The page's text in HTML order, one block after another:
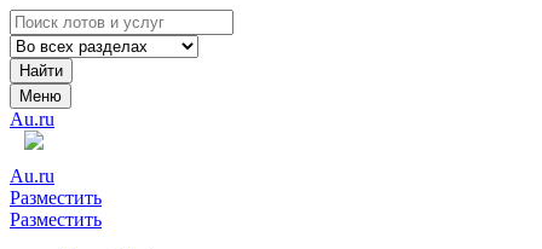
Найти
Меню
Au.ru
Au.ru
Разместить
Разместить